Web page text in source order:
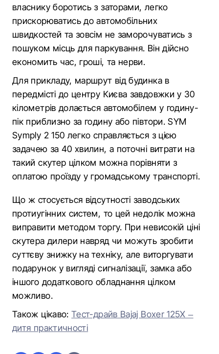
власнику боротись з заторами, легко
прискорюватись до автомобільних
швидкостей та зовсім не заморочуватись з
пошуком місць для паркування. Він дійсно
економить час, гроші, та нерви.
Для прикладу, маршрут від будинка в
передмісті до центру Києва завдовжки у 30
кілометрів долається автомобілем у годину-
пік приблизно за годину або півтори. SYM
Symply 2 150 легко справляється з цією
задачею за 40 хвилин, а поточні витрати на
такий скутер цілком можна порівняти з
оплатою проїзду у громадському транспорті.
Що ж стосується відсутності заводських
протиугінних систем, то цей недолік можна
виправити методом торгу. При невисокій ціні
скутера дилери навряд чи можуть зробити
суттєву знижку на техніку, але виторгувати
подарунок у вигляді сигналізації, замка або
іншого додаткового обладнання цілком
можливо.
Також цікаво:Тест-драйв Bajaj Boxer 125X –
дитя практичності